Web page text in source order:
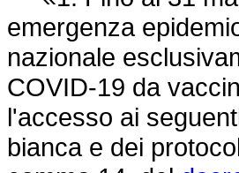
emergenza
nazionale
COVID-19 da
l'accesso ai
bianca e dei